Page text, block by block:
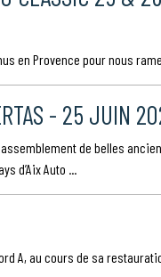
en Provence pour nous
- 25 JUIN
de belles
d’Aix Auto ...
A, au cours de sa